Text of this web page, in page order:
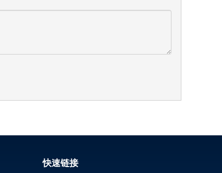
快速链接